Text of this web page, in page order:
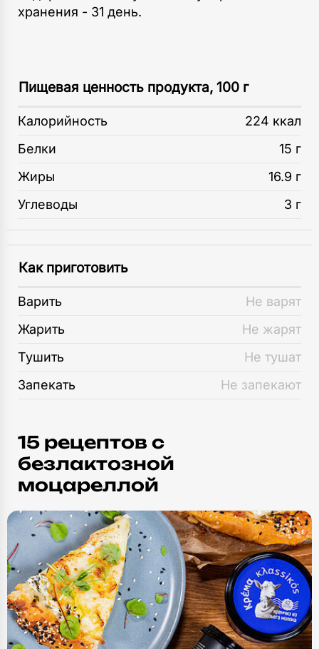
хранения - 31 день.
Пищевая ценность продукта, 100 г
Калорийность
224 ккал
Белки
15 г
Жиры
16.9 г
Углеводы
3 г
Как приготовить
Варить
Не варят
Жарить
Не жарят
Тушить
Не тушат
Запекать
Не запекают
15 рецептов c
безлактозной
моцареллой